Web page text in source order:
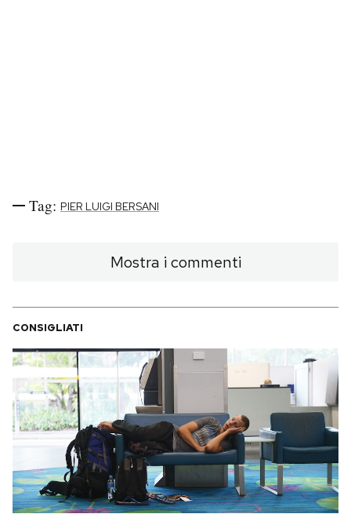
Tag: PIER LUIGI BERSANI
Mostra i commenti
CONSIGLIATI